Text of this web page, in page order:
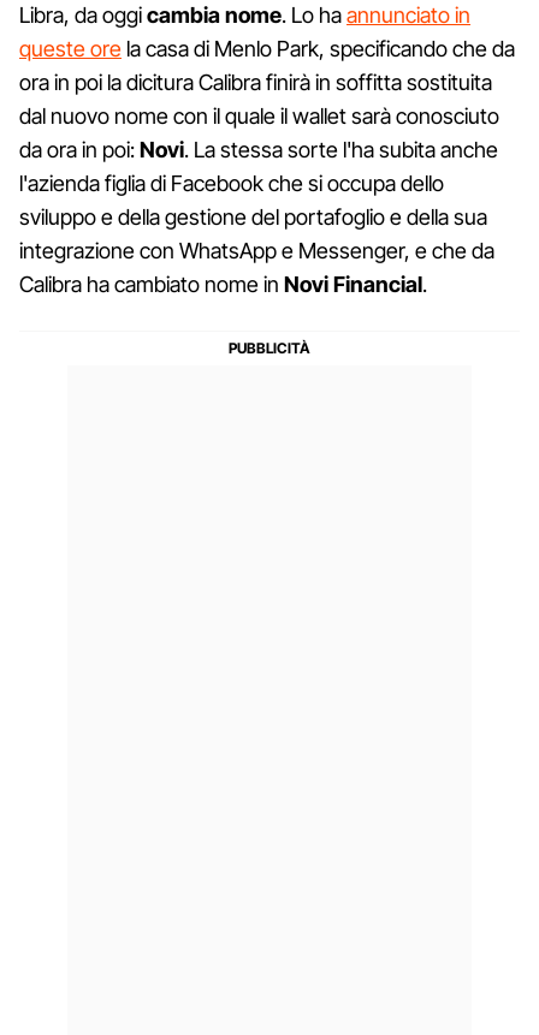
Libra, da oggicambia nome. Lo haannunciato in
queste ore la casa di Menlo Park, specificando che da
ora in poi la dicitura Calibra finirà in soffitta sostituita
dal nuovo nome con il quale il wallet sarà conosciuto
da ora in poi:Novi. La stessa sorte l'ha subita anche
l'azienda figlia di Facebook che si occupa dello
sviluppo e della gestione del portafoglio e della sua
integrazione con WhatsApp e Messenger, e che da
Calibra ha cambiato nome in Novi Financial.